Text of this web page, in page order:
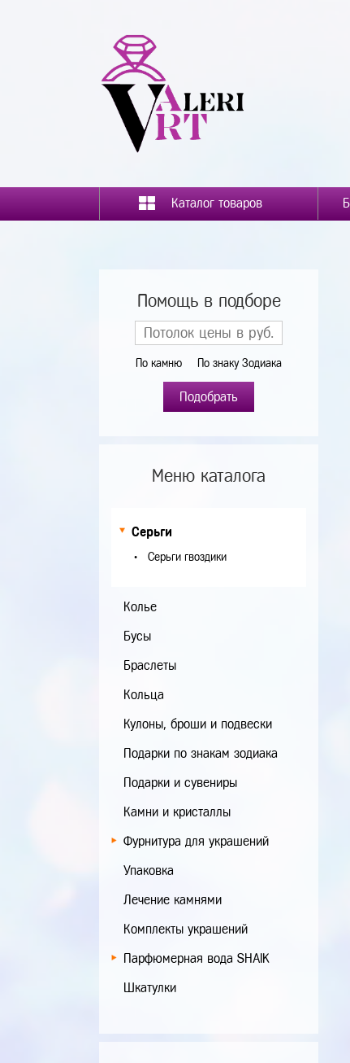
Каталог товаров
Помощь в подборе
По камню По знаку Зодиака
Подобрать
Меню каталога
Серьги
Серьги гвоздики
Колье
Бусы
Браслеты
Кольца
Кулоны, броши и подвески
Подарки по знакам зодиака
Подарки и сувениры
Камни и кристаллы
Фурнитура для украшений
Упаковка
Лечение камнями
Комплекты украшений
Парфюмерная вода SHAIK
Шкатулки